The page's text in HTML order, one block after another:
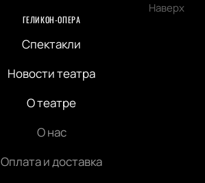
Наверх
ГЕЛИКОН-ОПЕРА
Спектакли
Новости театра
О театре
О нас
Оплата и доставка